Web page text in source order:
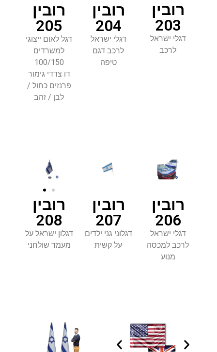
רובין
203
דגלי ישראל
לרכב
רובין
204
דגלי ישראל
לרכב דגם
טיפה
רובין
205
דגל לאום ײצוגי
למשרדים
100/150
דו צדדי גימור
פרנזים כחול /
לבן / זהב
רובין
206
דגלי ישראל
לרכב למכסה
מנוע
רובין
207
דגלוני גני ילדים
על קשית
רובין
208
דגלון ישראל על
מעמד שולחני